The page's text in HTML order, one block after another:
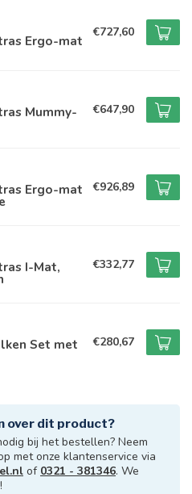
Ergo-mat €727,60
Mummy- €647,90
Ergo-mat €926,89
I-Mat, €332,77
Set met €280,67
over dit product?
bij het bestellen? Neem
met onze klantenservice via
of 0321 - 381346. We